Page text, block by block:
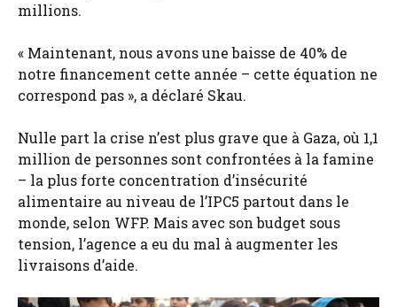
millions.
« Maintenant, nous avons une baisse de 40% de
notre financement cette année – cette équation ne
correspond pas », a déclaré Skau.
Nulle part la crise n’est plus grave que à Gaza, où 1,1
million de personnes sont confrontées à la famine
– la plus forte concentration d’insécurité
alimentaire au niveau de l’IPC5 partout dans le
monde, selon WFP. Mais avec son budget sous
tension, l’agence a eu du mal à augmenter les
livraisons d’aide.